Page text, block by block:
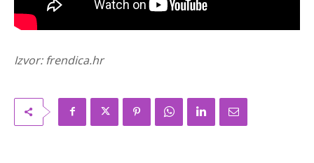
Izvor: frendica.hr